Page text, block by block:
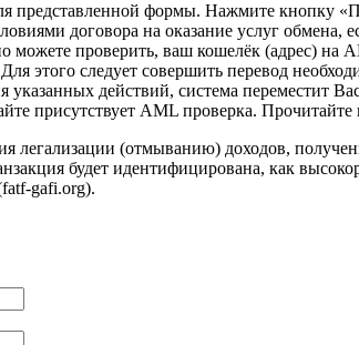
представленной формы. Нажмите кнопку
договора на оказание услуг
можете проверить, ваш кошелёк (адрес) на
этого следует совершить перевод
действий, система переместит
присутствует AML проверка. Прочитайте
легализации (отмыванию) доходов,
будет идентифицирована, как
gafi.org).